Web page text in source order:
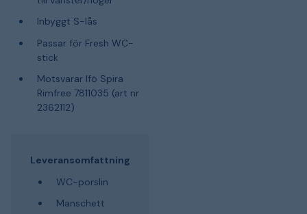
Inbyggt S-lås
Passar för Fresh WC-
stick
Motsvarar Ifö Spira
Rimfree 7811035 (art nr
2362112)
Leveransomfattning
WC-porslin
Manschett